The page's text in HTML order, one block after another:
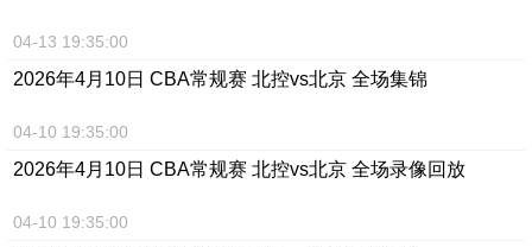
04-13 19:35:00
2026年4月10日 CBA常规赛 北控vs北京 全场集锦
04-10 19:35:00
2026年4月10日 CBA常规赛 北控vs北京 全场录像回放
04-10 19:35:00